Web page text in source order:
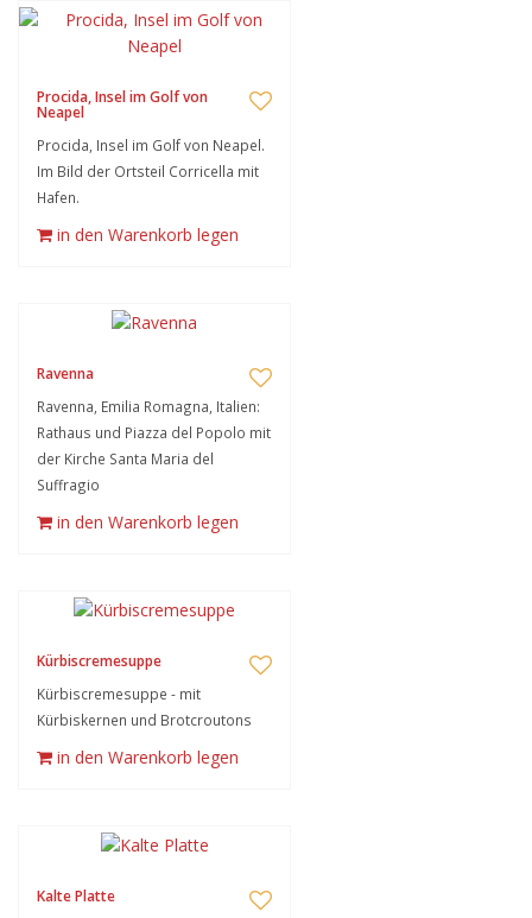
Procida, Insel im Golf von
Neapel
Procida, Insel im Golf von Neapel.
Im Bild der Ortsteil Corricella mit
Hafen.
in den Warenkorb legen
Ravenna
Ravenna, Emilia Romagna, Italien:
Rathaus und Piazza del Popolo mit
der Kirche Santa Maria del
Suffragio
in den Warenkorb legen
Kürbiscremesuppe
Kürbiscremesuppe - mit
Kürbiskernen und Brotcroutons
in den Warenkorb legen
Kalte Platte